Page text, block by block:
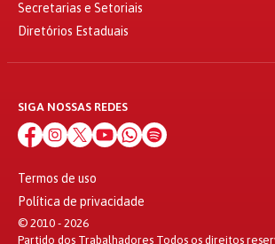
Secretarias e Setoriais
Diretórios Estaduais
SIGA NOSSAS REDES
Termos de uso
Política de privacidade
© 2010 - 2026
Partido dos Trabalhadores Todos os direitos